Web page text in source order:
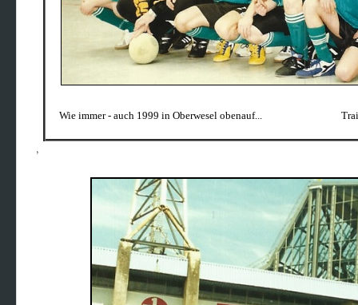
Wie immer - auch 1999 in Oberwesel obenauf... Trainer-
,